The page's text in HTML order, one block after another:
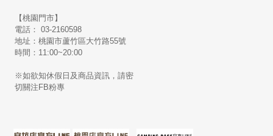
【桃園門市】
電話： 03-2160598
地址：桃園市蘆竹區大竹路55號
時間：11:00~20:00
※如欲知休假日及商品資訊，請密
切關注FB粉專